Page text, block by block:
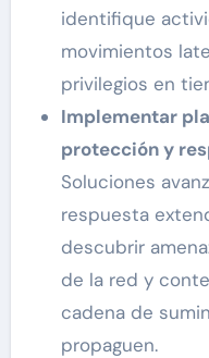
identifique
movimientos
privilegios en
Implementar
protección y
Soluciones
respuesta
descubrir
de la red y
cadena de
propaguen.